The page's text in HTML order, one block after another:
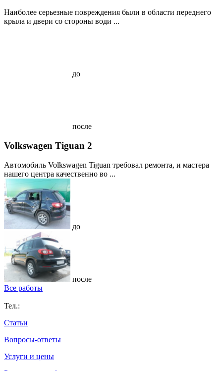
Наиболее серьезные повреждения были в области переднего
крыла и двери со стороны води ...
до
после
Volkswagen Tiguan 2
Автомобиль Volkswagen Tiguan требовал ремонта, и мастера
нашего центра качественно во ...
до
после
Все работы
Тел.:
Статьи
Вопросы-ответы
Услуги и цены